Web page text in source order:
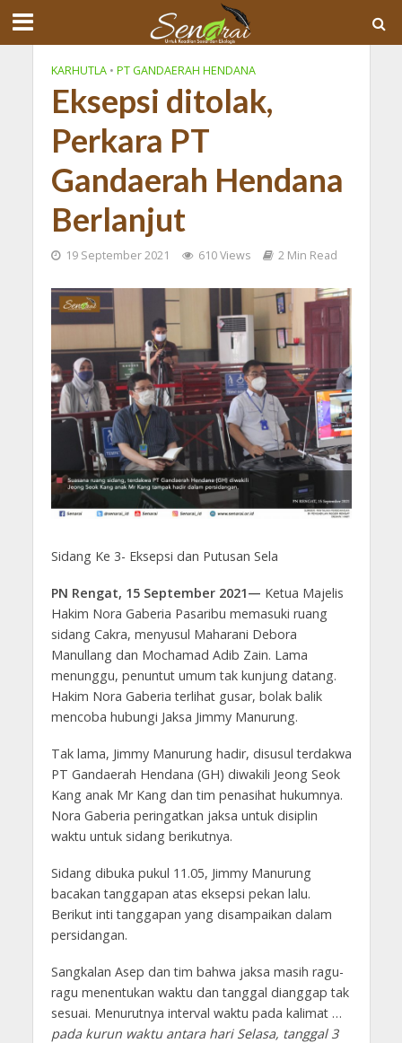
KARHUTLA • PT GANDAERAH HENDANA
Eksepsi ditolak,
Perkara PT
Gandaerah Hendana
Berlanjut
19 September 2021 610 Views 2 Min Read
Sidang Ke 3- Eksepsi dan Putusan Sela
PN Rengat, 15 September 2021— Ketua Majelis
Hakim Nora Gaberia Pasaribu memasuki ruang
sidang Cakra, menyusul Maharani Debora
Manullang dan Mochamad Adib Zain. Lama
menunggu, penuntut umum tak kunjung datang.
Hakim Nora Gaberia terlihat gusar, bolak balik
mencoba hubungi Jaksa Jimmy Manurung.
Tak lama, Jimmy Manurung hadir, disusul terdakwa
PT Gandaerah Hendana (GH) diwakili Jeong Seok
Kang anak Mr Kang dan tim penasihat hukumnya.
Nora Gaberia peringatkan jaksa untuk disiplin
waktu untuk sidang berikutnya.
Sidang dibuka pukul 11.05, Jimmy Manurung
bacakan tanggapan atas eksepsi pekan lalu.
Berikut inti tanggapan yang disampaikan dalam
persidangan.
Sangkalan Asep dan tim bahwa jaksa masih ragu-
ragu menentukan waktu dan tanggal dianggap tak
sesuai. Menurutnya interval waktu pada kalimat …
pada kurun waktu antara hari Selasa, tanggal 3